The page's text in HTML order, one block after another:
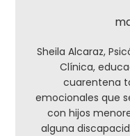
Sheila Alcaraz,
Clínica,
cuarentena
emocionales que
con hijos
alguna